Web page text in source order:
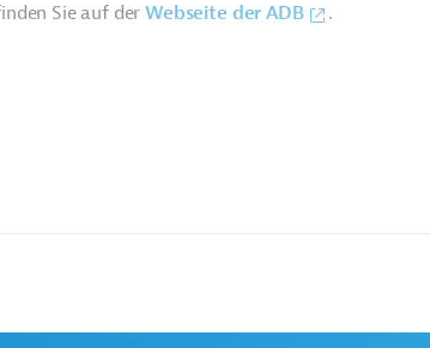
Sie auf derWebseite der ADB
.